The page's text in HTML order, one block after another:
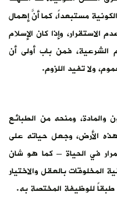
مستبعداً، كما أنَّ إهمال
وإذا كان الإسلام
فمن باب أولى أن
ولا تفيد اللزوم.
والمادة، ومنحه من الطبائع
الأرض، وجعل حياته على
في الحياة – كما هو شان
المخلوقات بالعقل والاختيار
طبقاً للوظيفة المختصة به.